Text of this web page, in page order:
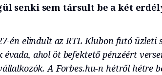
senki sem társult be a két
én elindult az RTL Klubon futó üzleti
évada, ahol öt befektető pénzéért
A Forbes.hu-n hétről hétre